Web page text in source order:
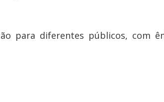
para diferentes públicos, com